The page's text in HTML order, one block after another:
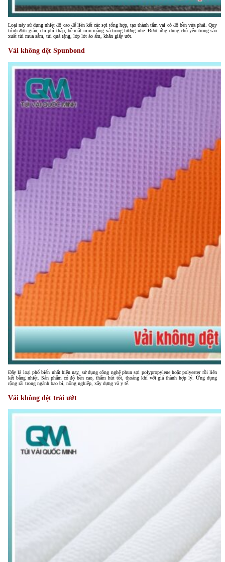
Loại này sử dụng nhiệt độ cao để liên kết các sợi tổng hợp, tạo thành tấm vải có độ bền vừa phải. Quy
trình đơn giản, chi phí thấp, bề mặt mịn màng và trọng lượng nhẹ. Được ứng dụng chủ yếu trong sản
xuất túi mua sắm, túi quà tặng, lớp lót áo ấm, khăn giấy ướt.
Vải không dệt Spunbond
Đây là loại phổ biến nhất hiện nay, sử dụng công nghệ phun sợi polypropylene hoặc polyester rồi liên
kết bằng nhiệt. Sản phẩm có độ bền cao, thấm hút tốt, thoáng khí với giá thành hợp lý. Ứng dụng
rộng rãi trong ngành bao bì, nông nghiệp, xây dựng và y tế.
Vải không dệt trải ướt